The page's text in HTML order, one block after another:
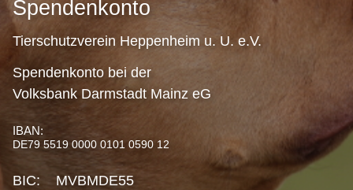
Spendenkonto
Tierschutzverein Heppenheim u. U. e.V.
Spendenkonto bei der
Volksbank Darmstadt Mainz eG
IBAN:
DE79 5519 0000 0101 0590 12
BIC: MVBMDE55